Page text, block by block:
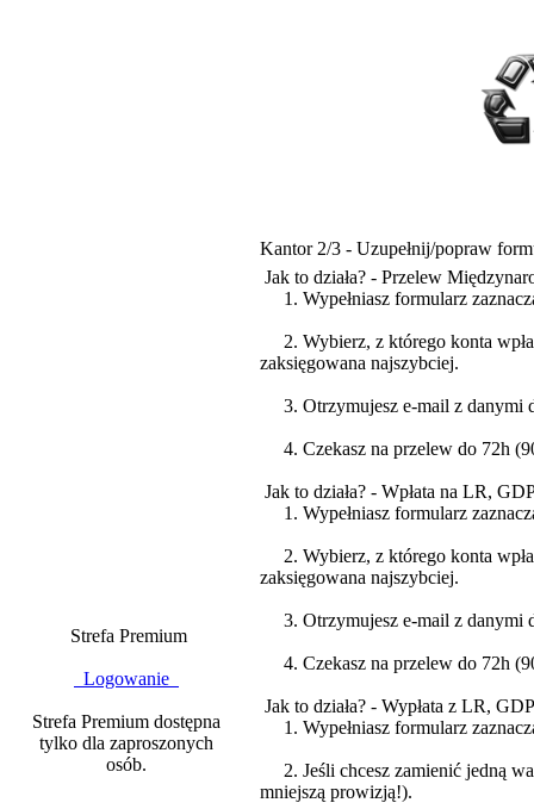
Strefa Premium
Logowanie
Strefa Premium dostępna
tylko dla zaproszonych
osób.
Kantor 2/3 - Uzupełnij/popraw
Jak to działa? - Przelew
1. Wypełniasz formularz
2. Wybierz, z którego konta
zaksięgowana najszybciej.
3. Otrzymujesz e-mail z danymi
4. Czekasz na przelew do 72h
Jak to działa? - Wpłata na LR,
1. Wypełniasz formularz
2. Wybierz, z którego konta
zaksięgowana najszybciej.
3. Otrzymujesz e-mail z danymi
4. Czekasz na przelew do 72h
Jak to działa? - Wypłata z LR,
1. Wypełniasz formularz
2. Jeśli chcesz zamienić jedną
mniejszą prowizją!).